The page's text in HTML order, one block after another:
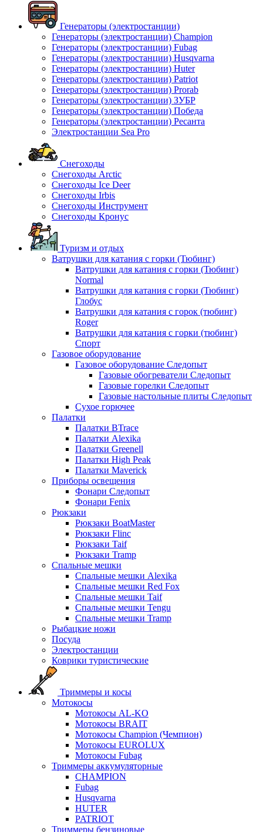
Генераторы (электростанции)
Генераторы (электростанции) Champion
Генераторы (электростанции) Fubag
Генераторы (электростанции) Husqvarna
Генераторы (электростанции) Huter
Генераторы (электростанции) Patriot
Генераторы (электростанции) Prorab
Генераторы (электростанции) ЗУБР
Генераторы (электростанции) Победа
Генераторы (электростанции) Ресанта
Электростанции Sea Pro
Снегоходы
Снегоходы Arctic
Снегоходы Ice Deer
Снегоходы Irbis
Снегоходы Инструмент
Снегоходы Кронус
Туризм и отдых
Ватрушки для катания с горки (Тюбинг)
Ватрушки для катания с горки (Тюбинг)
Normal
Ватрушки для катания с горки (Тюбинг)
Глобус
Ватрушки для катания с горок (тюбинг)
Roger
Ватрушки для катания с горки (тюбинг)
Спорт
Газовое оборудование
Газовое оборудование Следопыт
Газовые обогреватели Следопыт
Газовые горелки Следопыт
Газовые настольные плиты Следопыт
Сухое горючее
Палатки
Палатки BTrace
Палатки Alexika
Палатки Greenell
Палатки High Peak
Палатки Maverick
Приборы освещения
Фонари Следопыт
Фонари Fenix
Рюкзаки
Рюкзаки BoatMaster
Рюкзаки Flinc
Рюкзаки Taif
Рюкзаки Tramp
Спальные мешки
Спальные мешки Alexika
Спальные мешки Red Fox
Спальные мешки Taif
Спальные мешки Tengu
Спальные мешки Tramp
Рыбацкие ножи
Посуда
Электростанции
Коврики туристические
Триммеры и косы
Мотокосы
Мотокосы AL-KO
Мотокосы BRAIT
Мотокосы Champion (Чемпион)
Мотокосы EUROLUX
Мотокосы Fubag
Триммеры аккумуляторные
CHAMPION
Fubag
Husqvarna
HUTER
PATRIOT
Триммеры бензиновые